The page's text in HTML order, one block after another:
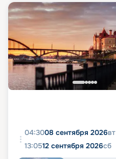
04:3008 сентября 2026вт
13:0512 сентября 2026сб